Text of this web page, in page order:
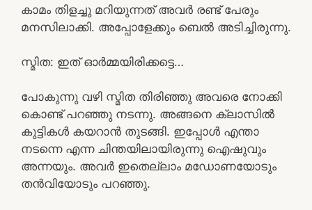
കാമം തിളച്ചു മറിയുന്നത് അവർ രണ്ട് പേരും
മനസിലാക്കി. അപ്പോളേക്കും ബെൽ അടിച്ചിരുന്നു.
സ്മിത: ഇത് ഓർമ്മയിരിക്കട്ടെ…
പോകുന്നു വഴി സ്മിത തിരിഞ്ഞു അവരെ നോക്കി
കൊണ്ട് പറഞ്ഞു നടന്നു. അങ്ങനെ ക്ലാസിൽ
കുട്ടികൾ കയറാൻ തുടങ്ങി. ഇപ്പോൾ എന്താ
നടന്നെ എന്ന ചിന്തയിലായിരുന്നു ഐഷുവും
അന്നയും. അവർ ഇതെല്ലാം മഡോണയോടും
തൻവിയോടും പറഞ്ഞു.